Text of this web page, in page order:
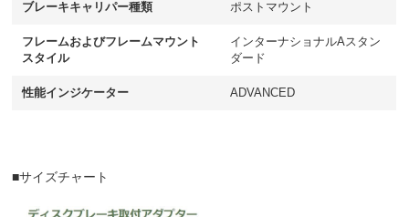
ブレーキキャリパー種類 ポストマウント
フレームおよびフレームマウント
スタイル
インターナショナルAスタン
ダード
性能インジケーター ADVANCED
■サイズチャート